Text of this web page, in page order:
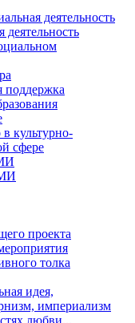
деятельность
деятельность
поддержка
культурно-
сфере
проекта
толка
идея,
империализм